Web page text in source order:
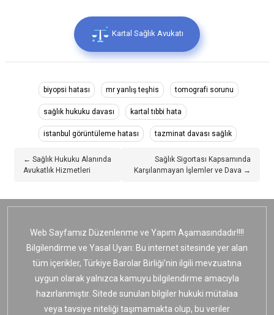
Kartal Sağlık Avukatı
biyopsi hatası mr yanlış teşhis tomografi sorunu
sağlık hukuku davası kartal tıbbi hata
istanbul görüntüleme hatası tazminat davası sağlık
← Sağlık Hukuku Alanında
Avukatlık Hizmetleri
Sağlık Sigortası Kapsamında
Karşılanmayan İşlemler ve Dava →
Web Sayfamız Düzenlenme ve Yapım Aşamasındadır!!!!
Bilgilendirme ve Yasal Uyarı: Bu internet sitesinde yer alan
tüm içerikler, Türkiye Barolar Birliği’nin ilgili mevzuatına
uygun olarak yalnızca kamuyu bilgilendirme amacıyla
hazırlanmıştır. Sitede sunulan bilgiler hukuki mütalaa
veya tavsiye niteliği taşımamakta olup, bu veriler